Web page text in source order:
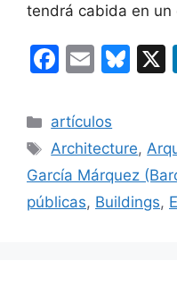
tendrá cabida en un
F
c
e
b
o
E
ai
l
Bl
s
k
y
Categorías
artículos
Etiquetas
Architecture,
García Márquez
públicas, Buildings,